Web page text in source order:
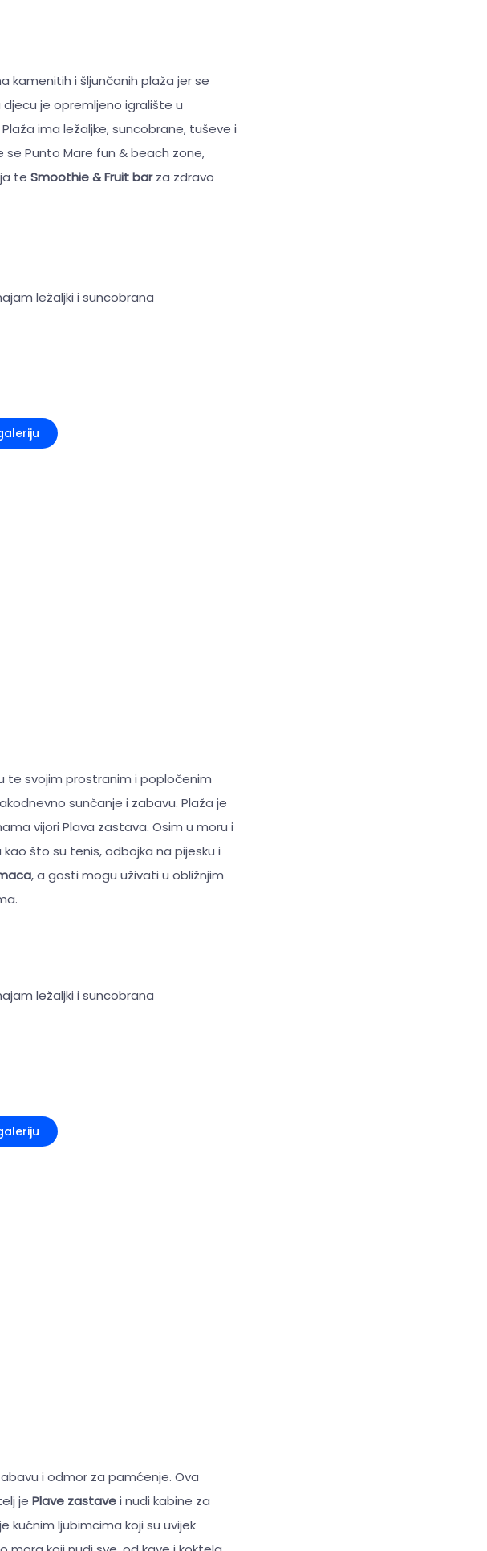
kamenitih i šljunčanih plaža jer se
djecu je opremljeno igralište u
ima ležaljke, suncobrane, tuševe i
se Punto Mare fun & beach zone,
te Smoothie & Fruit barza zdravo
ležaljki i suncobrana
te svojim prostranim i popločenim
sunčanje i zabavu. Plaža je
vijori Plava zastava. Osim u moru i
što su tenis, odbojka na pijesku i
, a gosti mogu uživati u obližnjim
ležaljki i suncobrana
i odmor za pamćenje. Ova
je Plave zastavei nudi kabine za
kućnim ljubimcima koji su uvijek